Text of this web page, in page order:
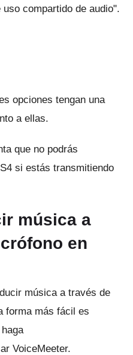
compartido de audio".
opciones tengan una
a ellas.
que no podrás
si estás transmitiendo
música a
en
música a través de
forma más fácil es
VoiceMeeter.